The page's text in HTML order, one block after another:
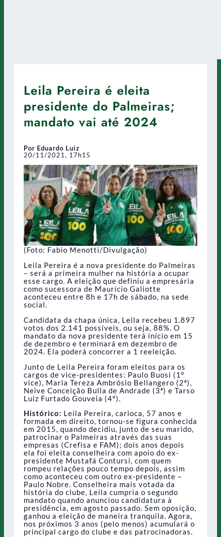
Leila Pereira é eleita
presidente do Palmeiras;
mandato vai até 2024
Por Eduardo Luiz
20/11/2021, 17h15
(Foto: Fabio Menotti/Divulgação)
Leila Pereira é a nova presidente do Palmeiras
– será a primeira mulher na história a ocupar
esse cargo. A eleição que definiu a empresária
como sucessora de Maurício Galiotte
aconteceu entre 8h e 17h de sábado, na sede
social.
Candidata da chapa única, Leila recebeu 1.897
votos dos 2.141 possíveis, ou seja, 88%. O
mandato da nova presidente terá início em 15
de dezembro e terminará em dezembro de
2024. Ela poderá concorrer a 1 reeleição.
Junto de Leila Pereira foram eleitos para os
cargos de vice-presidentes: Paulo Buosi (1º
vice), Maria Tereza Ambrósio Bellangero (2ª),
Neive Conceição Bulla de Andrade (3ª) e Tarso
Luiz Furtado Gouveia (4º).
Histórico: Leila Pereira, carioca, 57 anos e
formada em direito, tornou-se figura conhecida
em 2015, quando decidiu, junto de seu marido,
patrocinar o Palmeiras através das suas
empresas (Crefisa e FAM); dois anos depois
ela foi eleita conselheira com apoio do ex-
presidente Mustafá Contursi, com quem
rompeu relações pouco tempo depois, assim
como aconteceu com outro ex-presidente –
Paulo Nobre. Conselheira mais votada da
história do clube, Leila cumpria o segundo
mandato quando anunciou candidatura à
presidência, em agosto passado. Sem oposição,
ganhou a eleição de maneira tranquila. Agora,
nos próximos 3 anos (pelo menos) acumulará o
principal cargo do clube e das patrocinadoras.